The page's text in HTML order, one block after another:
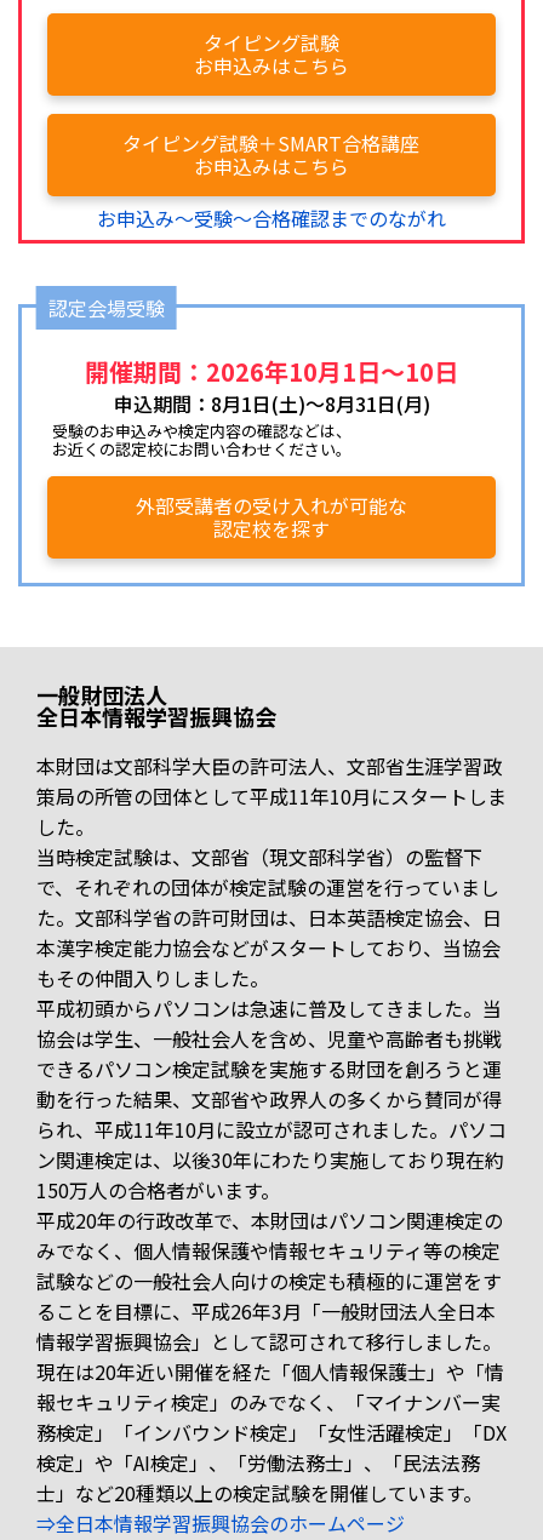
タイピング試験
お申込みはこちら
タイピング試験＋SMART合格講座
お申込みはこちら
お申込み～受験～合格確認までのながれ
認定会場受験
開催期間：2026年10月1日～10日
申込期間：8月1日(土)～8月31日(月)
受験のお申込みや検定内容の確認などは、
お近くの認定校にお問い合わせください。
外部受講者の受け入れが可能な
認定校を探す
一般財団法人
全日本情報学習振興協会
本財団は文部科学大臣の許可法人、文部省生涯学習政
策局の所管の団体として平成11年10月にスタートしま
した。
当時検定試験は、文部省（現文部科学省）の監督下
で、それぞれの団体が検定試験の運営を行っていまし
た。文部科学省の許可財団は、日本英語検定協会、日
本漢字検定能力協会などがスタートしており、当協会
もその仲間入りしました。
平成初頭からパソコンは急速に普及してきました。当
協会は学生、一般社会人を含め、児童や高齢者も挑戦
できるパソコン検定試験を実施する財団を創ろうと運
動を行った結果、文部省や政界人の多くから賛同が得
られ、平成11年10月に設立が認可されました。パソコ
ン関連検定は、以後30年にわたり実施しており現在約
150万人の合格者がいます。
平成20年の行政改革で、本財団はパソコン関連検定の
みでなく、個人情報保護や情報セキュリティ等の検定
試験などの一般社会人向けの検定も積極的に運営をす
ることを目標に、平成26年3月「一般財団法人全日本
情報学習振興協会」として認可されて移行しました。
現在は20年近い開催を経た「個人情報保護士」や「情
報セキュリティ検定」のみでなく、「マイナンバー実
務検定」「インバウンド検定」「女性活躍検定」「DX
検定」や「AI検定」、「労働法務士」、「民法法務
士」など20種類以上の検定試験を開催しています。
⇒全日本情報学習振興協会のホームページ